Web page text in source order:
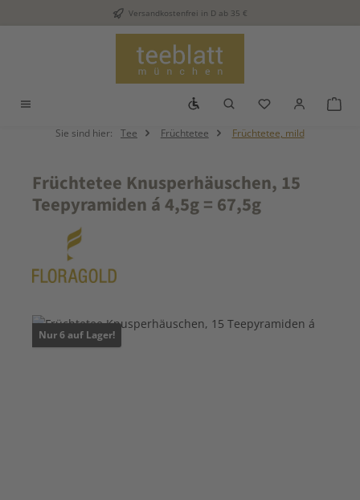
Zum Hauptinhalt springenVersandkostenfrei in D ab 35 €
Werkzeugleiste anzeigen
Du hast 0
Sie sind hier: Tee Früchtetee Früchtetee, mild
Früchtetee Knusperhäuschen, 15
Teepyramiden á 4,5g = 67,5g
Bildergalerie überspringen
Nur 6 auf Lager!